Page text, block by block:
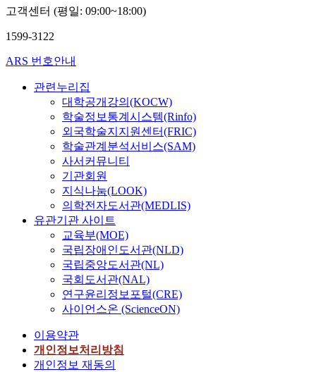
고객센터 (평일: 09:00~18:00)
1599-3122
ARS 번호안내
관련누리집
대학공개강의(KOCW)
학술정보통계시스템(Rinfo)
외국학술지지원센터(FRIC)
학술관계분석서비스(SAM)
사서커뮤니티
기관회원
지식나눔(LOOK)
의학전자도서관(MEDLIS)
유관기관 사이트
교육부(MOE)
국립장애인도서관(NLD)
국립중앙도서관(NL)
국회도서관(NAL)
연구윤리정보포털(CRE)
사이언스온 (ScienceON)
이용약관
개인정보처리방침
개인정보 재동의